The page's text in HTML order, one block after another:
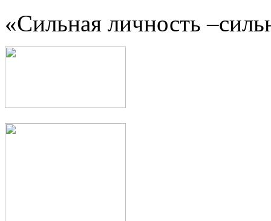
«Сильная личность